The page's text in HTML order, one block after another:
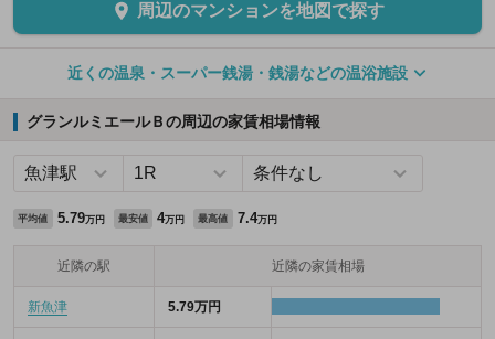
周辺のマンションを地図で探す
近くの温泉・スーパー銭湯・銭湯などの温浴施設
グランルミエールＢの周辺の家賃相場情報
平均値 5.79万円 最安値 4万円 最高値 7.4万円
近隣の駅 近隣の家賃相場
新魚津 5.79万円